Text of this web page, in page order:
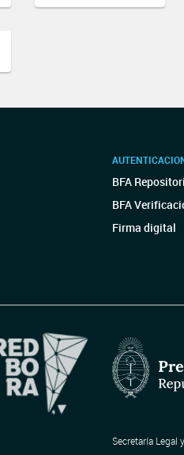
BFA
BFA
Firma digital
Secretaría Legal